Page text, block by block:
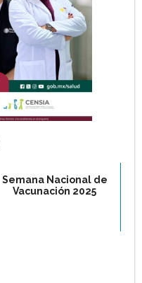
Semana Nacional de
Vacunación 2025